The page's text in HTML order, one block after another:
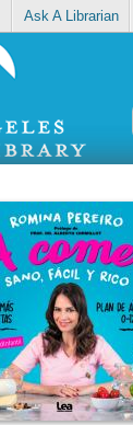
Ask A Librarian